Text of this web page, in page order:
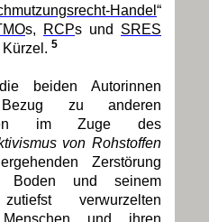
Handel “
s, RCPs und SRES
5
beiden Autorinnen
zu anderen
im Zuge des
von Rohstoffen
Zerstörung
Boden und seinem
verwurzelten
und ihren